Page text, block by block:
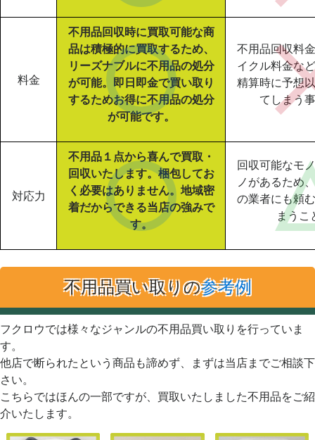
料金
不用品回収時に買取可能な商
品は積極的に買取するため、
リーズナブルに不用品の処分
が可能。即日即金で買い取り
するためお得に不用品の処分
が可能です。
不用品回収料
イクル料金な
精算時に予想
てしまう
対応力
不用品１点から喜んで買取・
回収いたします。梱包してお
く必要はありません。地域密
着だからできる当店の強みで
す。
回収可能なモ
ノがあるため
の業者にも頼
まうこ
不用品買い取りの参考例
フクロウでは様々なジャンルの不用品買い取りを行っていま
す。
他店で断られたという商品も諦めず、まずは当店までご相談下
さい。
こちらではほんの一部ですが、買取いたしました不用品をご紹
介いたします。